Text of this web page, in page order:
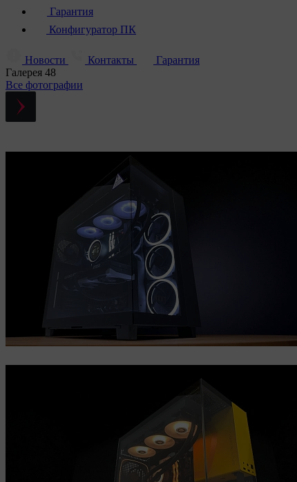
Гарантия
Конфигуратор ПК
Новости Контакты
Гарантия
Галерея 48
Все фотографии